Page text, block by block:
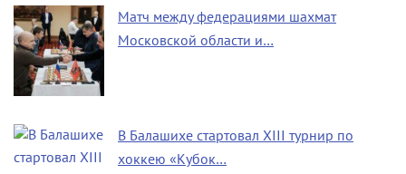
Матч между федерациями шахмат
Московской области и…
В Балашихе стартовал XIII турнир по
хоккею «Кубок…